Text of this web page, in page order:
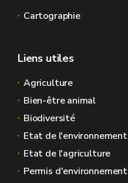
Cartographie
Liens utiles
Agriculture
Bien-être animal
Biodiversité
Etat de l'environnement
Etat de l'agriculture
Permis d'environnement